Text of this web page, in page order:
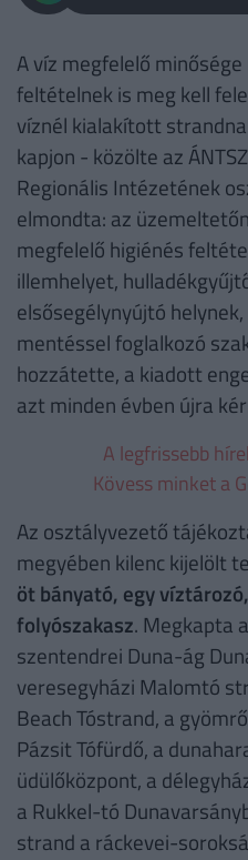
A víz megfelelő
feltételnek is meg kell
víznél kialakított
kapjon - közölte az
Regionális Intézetének
elmondta: az
megfelelő higiénés
illemhelyet,
elsősegélynyújtó
mentéssel foglalkozó
hozzátette, a kiadott
azt minden évben újra
A legfrissebb
Kövess minket a
Az osztályvezető
megyében kilenc kijelölt
öt bányató, egy
folyószakasz. Megkapta
szentendrei Duna-ág
veresegyházi Malomtó
Beach Tóstrand, a
Pázsit Tófürdő, a
üdülőközpont, a
a Rukkel-tó
strand a ráckevei-